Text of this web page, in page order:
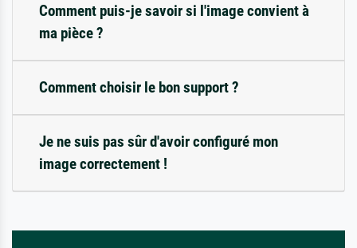
Comment puis-je savoir si l'image convient à
ma pièce ?
Comment choisir le bon support ?
Je ne suis pas sûr d'avoir configuré mon
image correctement !